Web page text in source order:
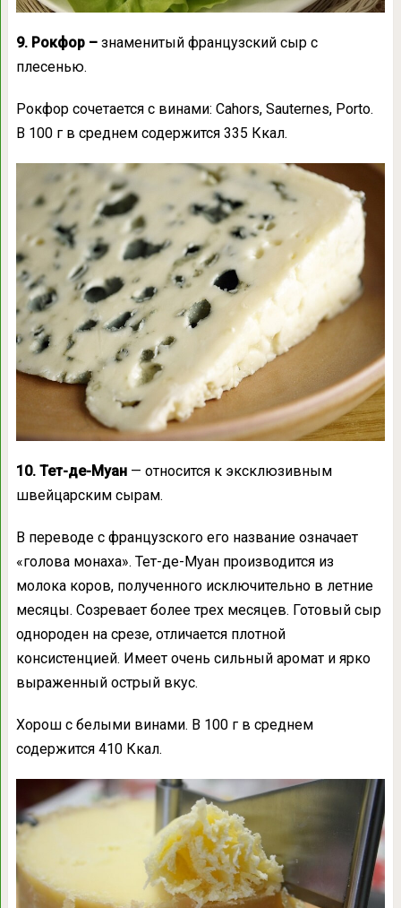
9. Рокфор – знаменитый французский сыр с
плесенью.
Рокфор сочетается с винами: Cahors, Sauternes, Porto.
В 100 г в среднем содержится 335 Ккал.
10. Тет-де-Муан— относится к эксклюзивным
швейцарским сырам.
В переводе с французского его название означает
«голова монаха». Тет-де-Муан производится из
молока коров, полученного исключительно в летние
месяцы. Созревает более трех месяцев. Готовый сыр
однороден на срезе, отличается плотной
консистенцией. Имеет очень сильный аромат и ярко
выраженный острый вкус.
Хорош с белыми винами. В 100 г в среднем
содержится 410 Ккал.